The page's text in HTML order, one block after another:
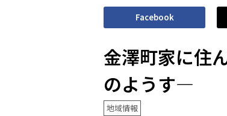
Facebook
金澤町家に住
のようす―
地域情報